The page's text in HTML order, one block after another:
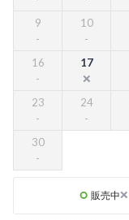
9 10
16 17
23 24
30
販売中